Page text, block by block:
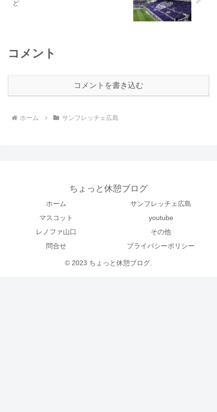
ど
コメント
コメントを書き込む
ホーム サンフレッチェ広島
ちょっと休憩ブログ
ホーム
サンフレッチェ広島
マスコット
youtube
レノファ山口
その他
問合せ
プライバシーポリシー
© 2023 ちょっと休憩ブログ.